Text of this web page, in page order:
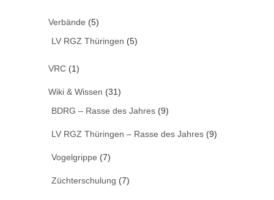
Verbände (5)
LV RGZ Thüringen (5)
VRC (1)
Wiki & Wissen (31)
BDRG – Rasse des Jahres (9)
LV RGZ Thüringen – Rasse des Jahres (9)
Vogelgrippe (7)
Züchterschulung (7)